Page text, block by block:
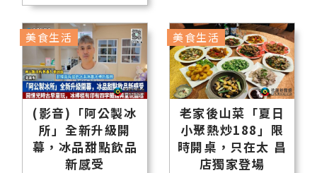
(影音)「阿公製冰
所」全新升級開
幕，冰品甜點飲品
新感受
美食生活
老家後山菜「夏日
小聚熱炒188」限
時開桌，只在太 昌
店獨家登場
美食生活